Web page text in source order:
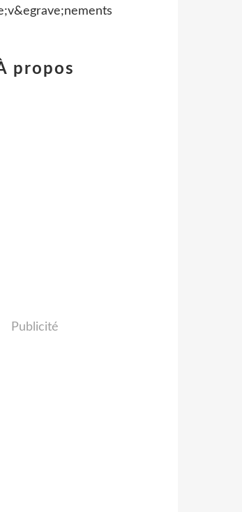
propos
Publicité